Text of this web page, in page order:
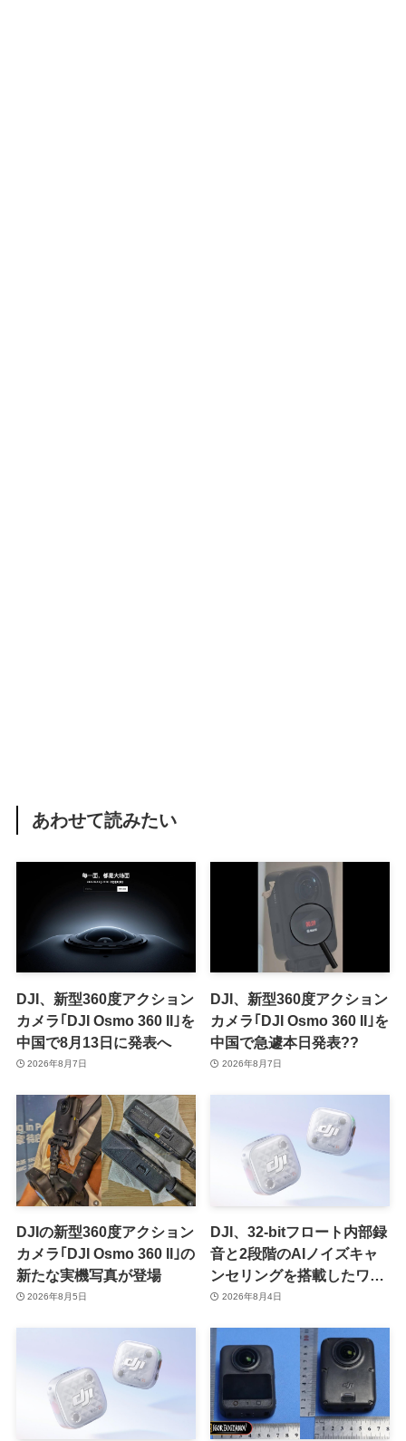
あわせて読みたい
DJI、新型360度アクション
カメラ｢DJI Osmo 360 II｣を
中国で8月13日に発表へ
2026年8月7日
DJI、新型360度アクション
カメラ｢DJI Osmo 360 II｣を
中国で急遽本日発表??
2026年8月7日
DJIの新型360度アクション
カメラ｢DJI Osmo 360 II｣の
新たな実機写真が登場
2026年8月5日
DJI、32-bitフロート内部録
音と2段階のAIノイズキャ
ンセリングを搭載したワイ
ヤレスマイク｢DJI Mic Mini
2026年8月4日